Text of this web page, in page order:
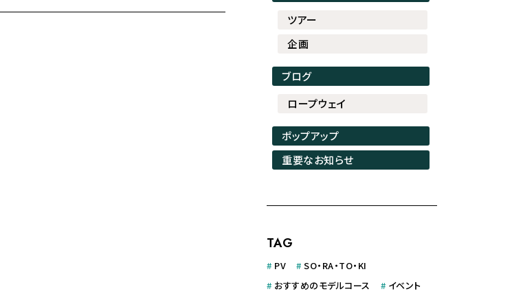
ツアー
企画
ブログ
ロープウェイ
ポップアップ
重要なお知らせ
TAG
# PV # SO・RA・TO・KI
# おすすめのモデルコース # イベント